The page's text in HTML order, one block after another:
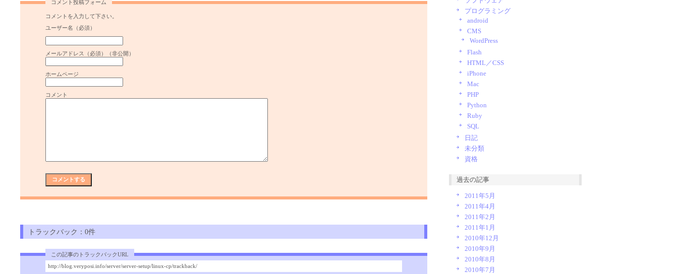
コメント投稿フォーム
コメントを入力して下さい。
ユーザー名（必須）
メールアドレス（必須）（非公開）
ホームページ
コメント
トラックバック：0件
この記事のトラックバックURL
http://blog.veryposi.info/server/server-setup/linux-cp/trackback/
プログラミング
android
CMS
WordPress
Flash
HTML／CSS
iPhone
Mac
PHP
Python
Ruby
SQL
日記
未分類
資格
過去の記事
2011年5月
2011年4月
2011年2月
2011年1月
2010年12月
2010年9月
2010年8月
2010年7月